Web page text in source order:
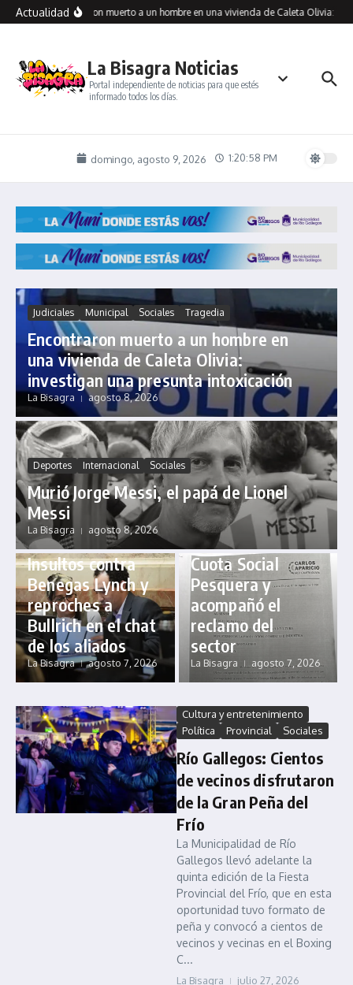
Saltar al contenido
ActualidadEncontraron muerto a un hombre en una vivienda de Caleta Olivia:
La Bisagra Noticias
Portal independiente de noticias para que estés
informado todos los días.
domingo, agosto 9, 2026 1:20:59 PM
Judiciales Municipal Sociales Tragedia
Encontraron muerto a un hombre en
una vivienda de Caleta Olivia:
investigan una presunta intoxicación
La Bisagra agosto 8, 2026
Deportes Internacional Sociales
Murió Jorge Messi, el papá de Lionel
Messi
La Bisagra agosto 8, 2026
Nacional
Política
Provincial
Seguridad
Insultos contra
Benegas Lynch y
reproches a
Bullrich en el chat
de los aliados
La Bisagra agosto 7, 2026
Economía Pesca
Política
Producción
Provincial
Sociales
Aparicio presentó
en Río Gallegos
un pedido de
informe por la
Cuota Social
Pesquera y
acompañó el
reclamo del
sector
La Bisagra agosto 7, 2026
Cultura y entretenimiento
Política
Provincial Sociales
Río Gallegos: Cientos
de vecinos disfrutaron
de la Gran Peña del
Frío
La Municipalidad de Río
Gallegos llevó adelante la
quinta edición de la Fiesta
Provincial del Frío, que en esta
oportunidad tuvo formato de
peña y convocó a cientos de
vecinos y vecinas en el Boxing
C...
La Bisagra julio 27, 2026